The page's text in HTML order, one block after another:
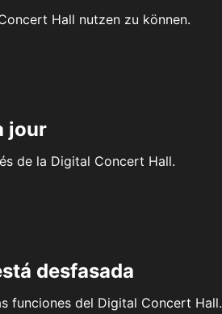
Hall nutzen zu können.
jour
de la Digital Concert Hall.
desfasada
funciones del Digital Concert Hall.